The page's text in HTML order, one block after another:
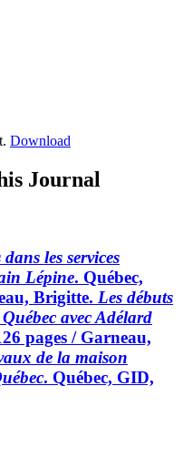
Download
Journal
les services
Lépine. Québec,
Brigitte. Les débuts
avec Adélard
pages / Garneau,
de la maison
. Québec, GID,